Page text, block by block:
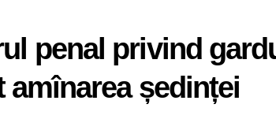
penal privind
ședinței